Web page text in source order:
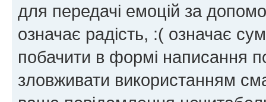
для передачі емоцій за
означає радість, :( означає
побачити в формі написання
зловживати використанням